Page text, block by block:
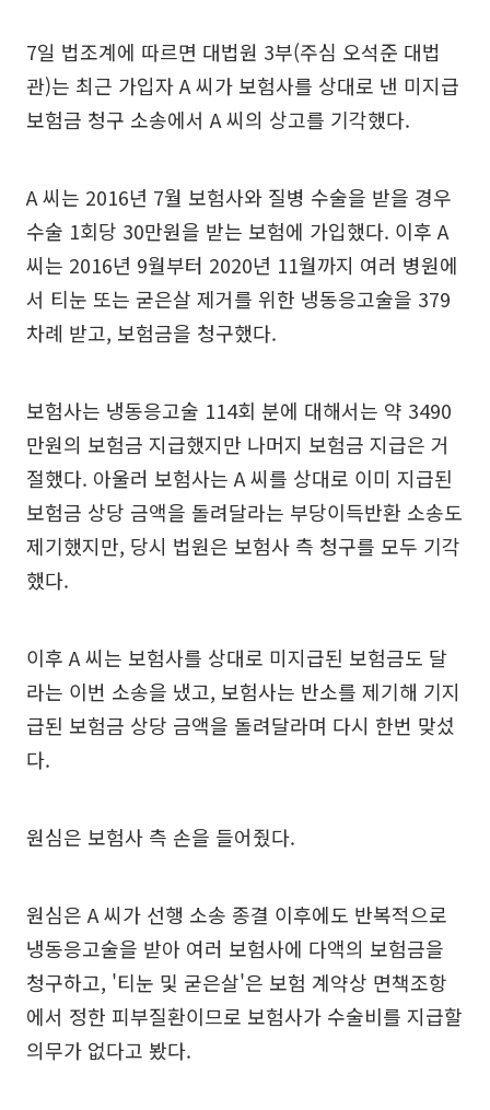
7일 법조계에 따르면 대법원 3부(주심 오석준 대법
관)는 최근 가입자 A 씨가 보험사를 상대로 낸 미지급
보험금 청구 소송에서 A 씨의 상고를 기각했다.
A 씨는 2016년 7월 보험사와 질병 수술을 받을 경우
수술 1회당 30만원을 받는 보험에 가입했다. 이후 A
씨는 2016년 9월부터 2020년 11월까지 여러 병원에
서 티눈 또는 굳은살 제거를 위한 냉동응고술을 379
차례 받고, 보험금을 청구했다.
보험사는 냉동응고술 114회 분에 대해서는 약 3490
만원의 보험금 지급했지만 나머지 보험금 지급은 거
절했다. 아울러 보험사는 A 씨를 상대로 이미 지급된
보험금 상당 금액을 돌려달라는 부당이득반환 소송도
제기했지만, 당시 법원은 보험사 측 청구를 모두 기각
했다.
이후 A 씨는 보험사를 상대로 미지급된 보험금도 달
라는 이번 소송을 냈고, 보험사는 반소를 제기해 기지
급된 보험금 상당 금액을 돌려달라며 다시 한번 맞섰
다.
원심은 보험사 측 손을 들어줬다.
원심은 A 씨가 선행 소송 종결 이후에도 반복적으로
냉동응고술을 받아 여러 보험사에 다액의 보험금을
청구하고, '티눈 및 굳은살'은 보험 계약상 면책조항
에서 정한 피부질환이므로 보험사가 수술비를 지급할
의무가 없다고 봤다.